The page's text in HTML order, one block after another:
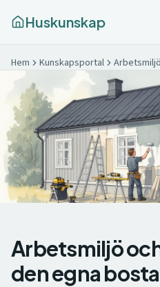
Huskunskap
Hem Kunskapsportal
Arbetsmiljö
den egna